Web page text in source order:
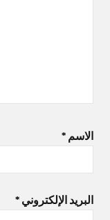
الاسم *
البريد الإلكتروني *